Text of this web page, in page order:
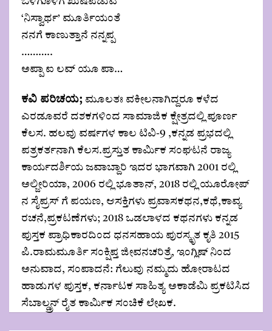
ಒಳಗೊಳಗೆ ಖುಷಿಪಡುವ
‘ನಿಸ್ವಾರ್ಥ’ ‌ಮೂರ್ತಿಯಂತೆ
ನನಗೆ ಕಾಣುತ್ತಾನೆ ನನ್ನಪ್ಪ
………..
ಅಪ್ಪಾ ಐ ಲವ್ ಯೂ ಪಾ…
ಕವಿ ಪರಿಚಯ; ಮೂಲತಃ ವಕೀಲನಾಗಿದ್ದರೂ ಕಳೆದ
ಎರಡೂವರೆ ದಶಕಗಳಿಂದ ಸಾಮಾಜಿಕ ಕ್ಷೇತ್ರದಲ್ಲಿ ಪೂರ್ಣ
ಕೆಲಸ. ಹಲವು ವರ್ಷಗಳ ಕಾಲ ಟಿವಿ-9 ,ಕನ್ನಡ ಪ್ರಭದಲ್ಲಿ
ಪತ್ರಕರ್ತನಾಗಿ ಕೆಲಸ.ಪ್ರಸ್ತುತ ಕಾರ್ಮಿಕ ಸಂಘಟನೆ ರಾಜ್ಯ
ಕಾರ್ಯದರ್ಶಿಯ ಜವಾಬ್ದಾರಿ ಇದರ ಭಾಗವಾಗಿ 2001 ರಲ್ಲಿ
ಅಲ್ಜೀರಿಯಾ, 2006 ರಲ್ಲಿ ಭೂತಾನ್, 2018 ರಲ್ಲಿ ಯೂರೋಪ್
ನ ಸೈಪ್ರಸ್ ಗೆ ಪಯಣ, ಆಸಕ್ತಿಗಳು ಪ್ರವಾಸಕಥನ,ಕಥೆ,ಕಾವ್ಯ
ರಚನೆ,ಪ್ರಕಟಣೆಗಳು; 2018 ಒಡಲಾಳದ ಕಥನಗಳು ಕನ್ನಡ
ಪುಸ್ತಕ ಪ್ರಾಧಿಕಾರದಿಂದ ಧನಸಹಾಯ ಪುರಸ್ಕೃತ ಕೃತಿ 2015
ಪಿ.ರಾಮಮೂರ್ತಿ ಸಂಕ್ಷಿಪ್ತ ಜೀವನ‌ಚರಿತ್ರೆ, ಇಂಗ್ಲಿಷ್ ನಿಂದ
ಅನುವಾದ, ಸಂಪಾದನೆ: ಗೆಲುವು ನಮ್ಮದು ಹೋರಾಟದ
ಹಾಡುಗಳ ಪುಸ್ತಕ, ಕರ್ನಾಟಕ ಸಾಹಿತ್ಯ ಅಕಾಡೆಮಿ ಪ್ರಕಟಿಸಿದ
ಸೆಬಾಲ್ಡ್ರನ್ ರೈತ ಕಾರ್ಮಿಕ ಸಂಚಿಕೆ ಲೇಖಕ.